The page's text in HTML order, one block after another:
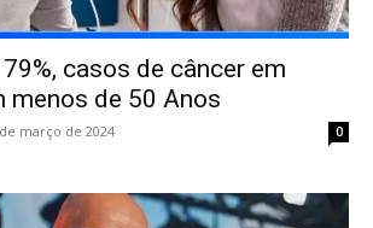
casos de câncer em
menos de 50 Anos
março de 2024 0